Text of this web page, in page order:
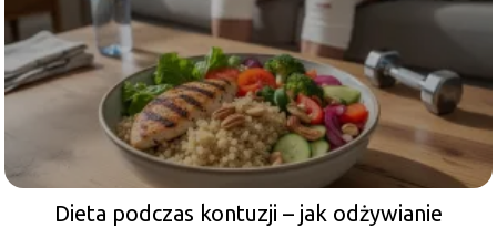
Dieta podczas kontuzji – jak odżywianie